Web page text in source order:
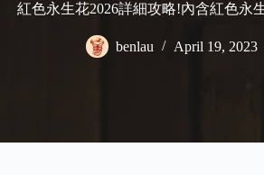
紅色永生花2026詳細攻略!內含紅色永
benlau April 19, 2023